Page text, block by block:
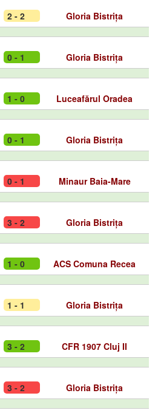
2 - 2 Gloria Bistrița
0 - 1 Gloria Bistrița
1 - 0 Luceafărul Oradea
0 - 1 Gloria Bistrița
0 - 1 Minaur Baia-Mare
3 - 2 Gloria Bistrița
1 - 0 ACS Comuna Recea
1 - 1 Gloria Bistrița
3 - 2 CFR 1907 Cluj II
3 - 2 Gloria Bistrița